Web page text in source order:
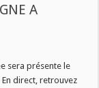
A
sera présente le
direct, retrouvez